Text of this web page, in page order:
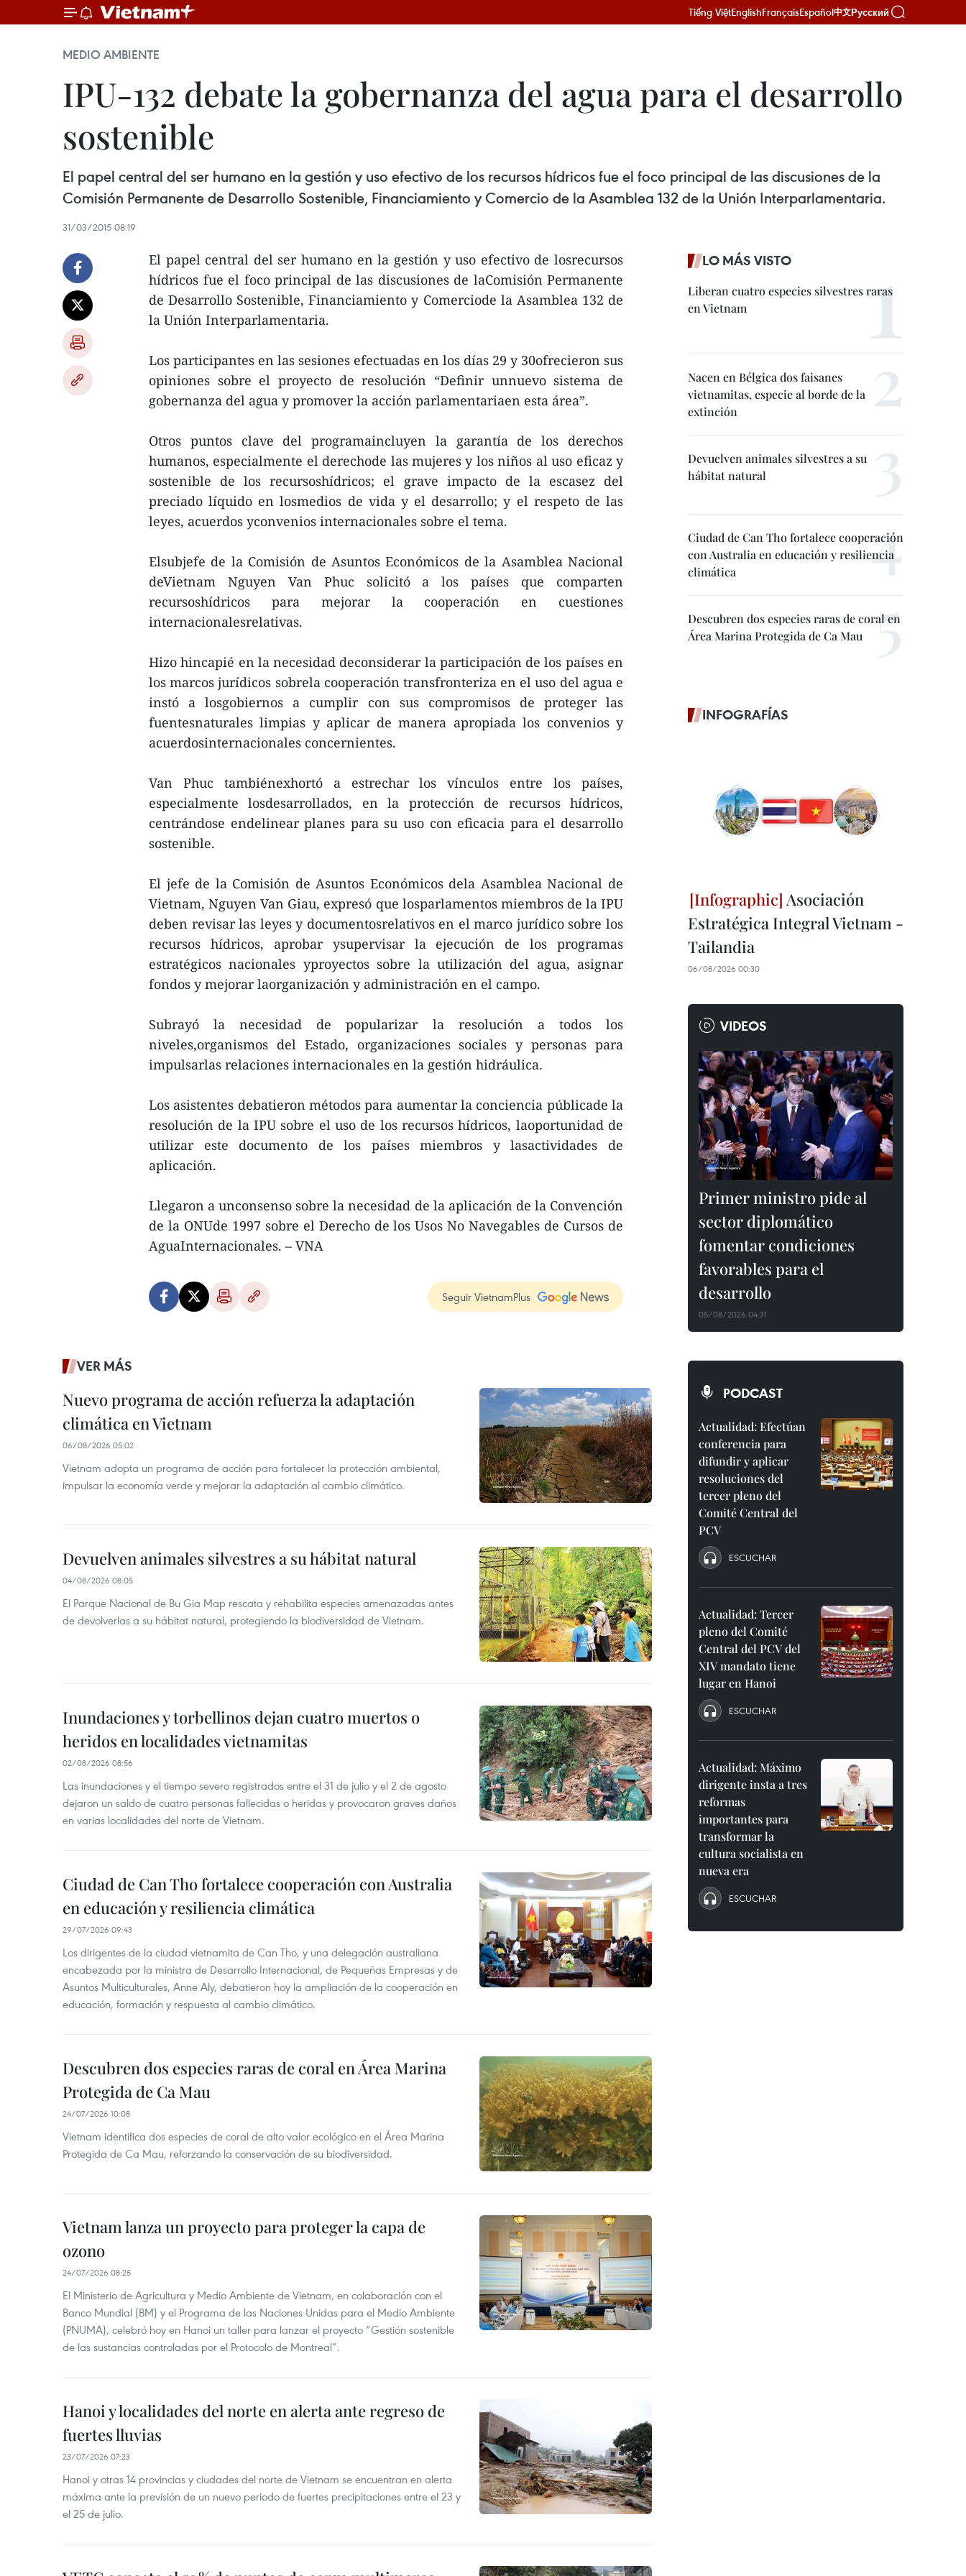
Tiếng ViệtEnglishFrançaisEspañol中文Русский
MEDIO AMBIENTE
IPU-132 debate la gobernanza del agua para el desarrollo
sostenible
El papel central del ser humano en la gestión y uso efectivo de los recursos hídricos fue el foco principal de las discusiones de la
Comisión Permanente de Desarrollo Sostenible, Financiamiento y Comercio de la Asamblea 132 de la Unión Interparlamentaria.
31/03/2015 08:19
El papel central del ser humano en la gestión y uso efectivo de losrecursos
hídricos fue el foco principal de las discusiones de laComisión Permanente
de Desarrollo Sostenible, Financiamiento y Comerciode la Asamblea 132 de
la Unión Interparlamentaria.
Los participantes en las sesiones efectuadas en los días 29 y 30ofrecieron sus
opiniones sobre el proyecto de resolución “Definir unnuevo sistema de
gobernanza del agua y promover la acción parlamentariaen esta área”.
Otros puntos clave del programaincluyen la garantía de los derechos
humanos, especialmente el derechode las mujeres y los niños al uso eficaz y
sostenible de los recursoshídricos; el grave impacto de la escasez del
preciado líquido en losmedios de vida y el desarrollo; y el respeto de las
leyes, acuerdos yconvenios internacionales sobre el tema.
Elsubjefe de la Comisión de Asuntos Económicos de la Asamblea Nacional
deVietnam Nguyen Van Phuc solicitó a los países que comparten
recursoshídricos para mejorar la cooperación en cuestiones
internacionalesrelativas.
Hizo hincapié en la necesidad deconsiderar la participación de los países en
los marcos jurídicos sobrela cooperación transfronteriza en el uso del agua e
instó a losgobiernos a cumplir con sus compromisos de proteger las
fuentesnaturales limpias y aplicar de manera apropiada los convenios y
acuerdosinternacionales concernientes.
Van Phuc tambiénexhortó a estrechar los vínculos entre los países,
especialmente losdesarrollados, en la protección de recursos hídricos,
centrándose endelinear planes para su uso con eficacia para el desarrollo
sostenible.
El jefe de la Comisión de Asuntos Económicos dela Asamblea Nacional de
Vietnam, Nguyen Van Giau, expresó que losparlamentos miembros de la IPU
deben revisar las leyes y documentosrelativos en el marco jurídico sobre los
recursos hídricos, aprobar ysupervisar la ejecución de los programas
estratégicos nacionales yproyectos sobre la utilización del agua, asignar
fondos y mejorar laorganización y administración en el campo.
Subrayó la necesidad de popularizar la resolución a todos los
niveles,organismos del Estado, organizaciones sociales y personas para
impulsarlas relaciones internacionales en la gestión hidráulica.
Los asistentes debatieron métodos para aumentar la conciencia públicade la
resolución de la IPU sobre el uso de los recursos hídricos, laoportunidad de
utilizar este documento de los países miembros y lasactividades de
aplicación.
Llegaron a unconsenso sobre la necesidad de la aplicación de la Convención
de la ONUde 1997 sobre el Derecho de los Usos No Navegables de Cursos de
AguaInternacionales. – VNA
Seguir VietnamPlus
VER MÁS
Nuevo programa de acción refuerza la adaptación
climática en Vietnam
06/08/2026 05:02
Vietnam adopta un programa de acción para fortalecer la protección ambiental,
impulsar la economía verde y mejorar la adaptación al cambio climático.
Devuelven animales silvestres a su hábitat natural
04/08/2026 08:05
El Parque Nacional de Bu Gia Map rescata y rehabilita especies amenazadas antes
de devolverlas a su hábitat natural, protegiendo la biodiversidad de Vietnam.
Inundaciones y torbellinos dejan cuatro muertos o
heridos en localidades vietnamitas
02/08/2026 08:56
Las inundaciones y el tiempo severo registrados entre el 31 de julio y el 2 de agosto
dejaron un saldo de cuatro personas fallecidas o heridas y provocaron graves daños
en varias localidades del norte de Vietnam.
Ciudad de Can Tho fortalece cooperación con Australia
en educación y resiliencia climática
29/07/2026 09:43
Los dirigentes de la ciudad vietnamita de Can Tho, y una delegación australiana
encabezada por la ministra de Desarrollo Internacional, de Pequeñas Empresas y de
Asuntos Multiculturales, Anne Aly, debatieron hoy la ampliación de la cooperación en
educación, formación y respuesta al cambio climático.
Descubren dos especies raras de coral en Área Marina
Protegida de Ca Mau
24/07/2026 10:08
Vietnam identifica dos especies de coral de alto valor ecológico en el Área Marina
Protegida de Ca Mau, reforzando la conservación de su biodiversidad.
Vietnam lanza un proyecto para proteger la capa de
ozono
24/07/2026 08:25
El Ministerio de Agricultura y Medio Ambiente de Vietnam, en colaboración con el
Banco Mundial (BM) y el Programa de las Naciones Unidas para el Medio Ambiente
(PNUMA), celebró hoy en Hanoi un taller para lanzar el proyecto “Gestión sostenible
de las sustancias controladas por el Protocolo de Montreal”.
Hanoi y localidades del norte en alerta ante regreso de
fuertes lluvias
23/07/2026 07:23
Hanoi y otras 14 provincias y ciudades del norte de Vietnam se encuentran en alerta
máxima ante la previsión de un nuevo periodo de fuertes precipitaciones entre el 23 y
el 25 de julio.
LO MÁS VISTO
Liberan cuatro especies silvestres raras
en Vietnam
Nacen en Bélgica dos faisanes
vietnamitas, especie al borde de la
extinción
Devuelven animales silvestres a su
hábitat natural
Ciudad de Can Tho fortalece cooperación
con Australia en educación y resiliencia
climática
Descubren dos especies raras de coral en
Área Marina Protegida de Ca Mau
INFOGRAFÍAS
Asociación
Estratégica Integral Vietnam -
Tailandia
06/08/2026 00:30
VIDEOS
Primer ministro pide al
sector diplomático
fomentar condiciones
favorables para el
desarrollo
05/08/2026 04:31
PODCAST
Actualidad: Efectúan
conferencia para
difundir y aplicar
resoluciones del
tercer pleno del
Comité Central del
PCV
ESCUCHAR
Actualidad: Tercer
pleno del Comité
Central del PCV del
XIV mandato tiene
lugar en Hanoi
ESCUCHAR
Actualidad: Máximo
dirigente insta a tres
reformas
importantes para
transformar la
cultura socialista en
nueva era
ESCUCHAR